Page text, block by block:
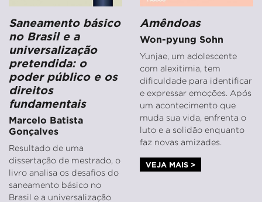
Saneamento básico
no Brasil e a
universalização
pretendida: o
poder público e os
direitos
fundamentais
Marcelo Batista
Gonçalves
Resultado de uma
dissertação de mestrado, o
livro analisa os desafios do
saneamento básico no
Brasil e a universalização
Amêndoas
Won-pyung Sohn
Yunjae, um adolescente
com alexitimia, tem
dificuldade para identificar
e expressar emoções. Após
um acontecimento que
muda sua vida, enfrenta o
luto e a solidão enquanto
faz novas amizades.
VEJA MAIS >